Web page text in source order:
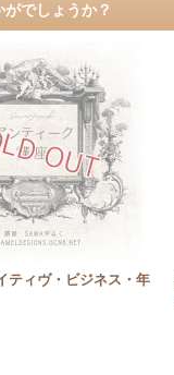
がでしょうか？
ィヴ・ビジネス・年